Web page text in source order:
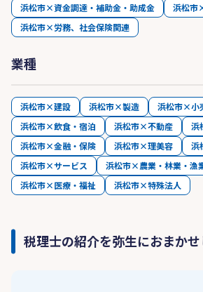
浜松市×資金調達・補助金・助成金
浜松市
浜松市×労務、社会保険関連
業種
浜松市×建設 浜松市×製造 浜松市×小
浜松市×飲食・宿泊
浜松市×不動産
浜
浜松市×金融・保険
浜松市×理美容
浜
浜松市×サービス
浜松市×農業・林業・漁
浜松市×医療・福祉
浜松市×特殊法人
税理士の紹介を弥生におまか